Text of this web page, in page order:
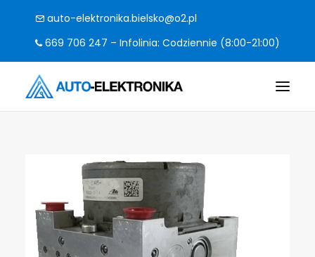
auto-elektronika.bielsko@o2.pl
669 706 247 – Infolinia: Codziennie (8:00-21:00)
POMPY I STEROWNIKI
CO NAPRAWIAMY?
KODY BŁĘDÓW